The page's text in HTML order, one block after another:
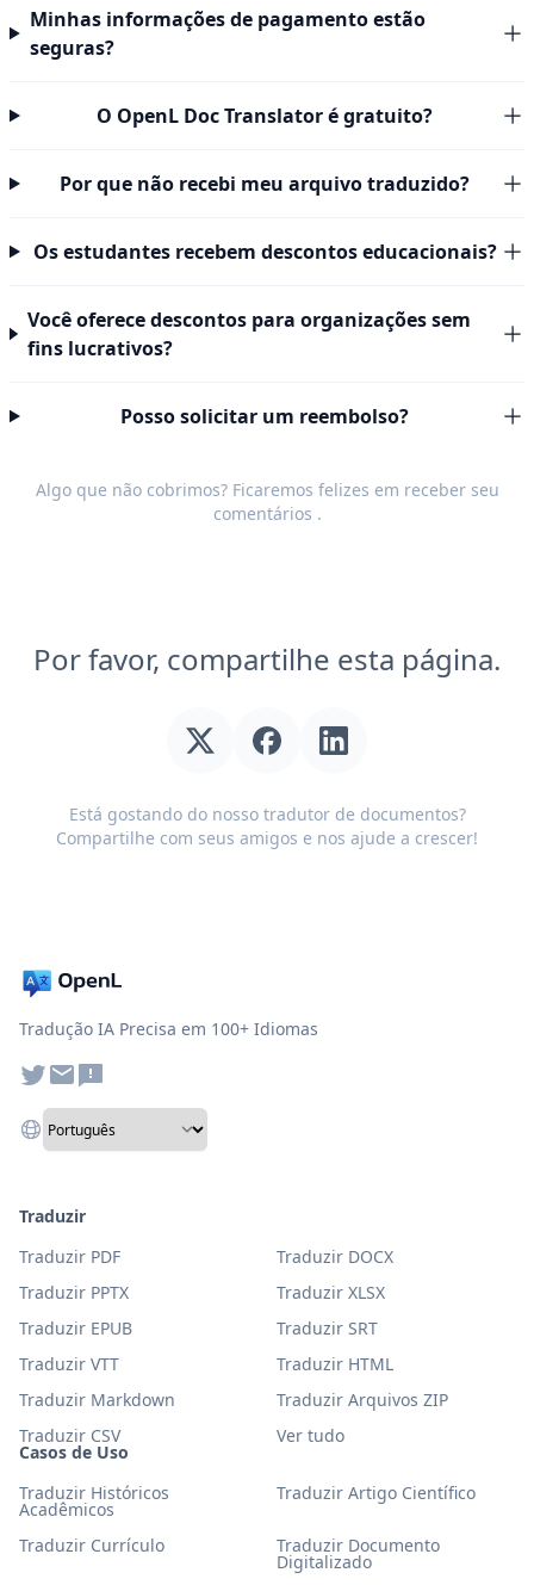
Minhas informações de pagamento estão
seguras?
O OpenL Doc Translator é gratuito?
Por que não recebi meu arquivo traduzido?
Os estudantes recebem descontos educacionais?
Você oferece descontos para organizações sem
fins lucrativos?
Posso solicitar um reembolso?
Algo que não cobrimos? Ficaremos felizes em receber seu
comentários .
Por favor, compartilhe esta página.
Está gostando do nosso tradutor de documentos?
Compartilhe com seus amigos e nos ajude a crescer!
Tradução IA Precisa em 100+ Idiomas
Casos de Uso
Traduzir Históricos
Acadêmicos
Traduzir Artigo Científico
Traduzir Currículo Traduzir Documento
Digitalizado
Traduzir
Traduzir PDF
Traduzir DOCX
Traduzir PPTX
Traduzir XLSX
Traduzir EPUB
Traduzir SRT
Traduzir VTT
Traduzir HTML
Traduzir Markdown
Traduzir Arquivos ZIP
Traduzir CSV
Ver tudo